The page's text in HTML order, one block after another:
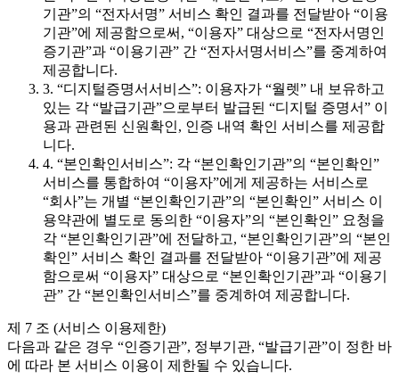
기관”의 “전자서명” 서비스 확인 결과를 전달받아 “이용
기관”에 제공함으로써, “이용자” 대상으로 “전자서명인
증기관”과 “이용기관” 간 “전자서명서비스”를 중계하여
제공합니다.
3. “디지털증명서서비스”: 이용자가 “월렛” 내 보유하고
있는 각 “발급기관”으로부터 발급된 “디지털 증명서” 이
용과 관련된 신원확인, 인증 내역 확인 서비스를 제공합
니다.
4. “본인확인서비스”: 각 “본인확인기관”의 “본인확인”
서비스를 통합하여 “이용자”에게 제공하는 서비스로
“회사”는 개별 “본인확인기관”의 “본인확인” 서비스 이
용약관에 별도로 동의한 “이용자”의 “본인확인” 요청을
각 “본인확인기관”에 전달하고, “본인확인기관”의 “본인
확인” 서비스 확인 결과를 전달받아 “이용기관”에 제공
함으로써 “이용자” 대상으로 “본인확인기관”과 “이용기
관” 간 “본인확인서비스”를 중계하여 제공합니다.
제 7 조 (서비스 이용제한)
다음과 같은 경우 “인증기관”, 정부기관, “발급기관”이 정한 바
에 따라 본 서비스 이용이 제한될 수 있습니다.